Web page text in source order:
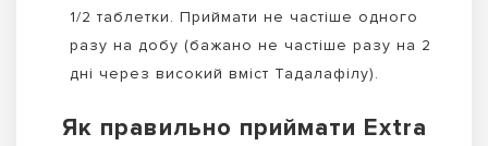
1/2 таблетки. Приймати не частіше одного
разу на добу (бажано не частіше разу на 2
дні через високий вміст Тадалафілу).
Як правильно приймати Extra